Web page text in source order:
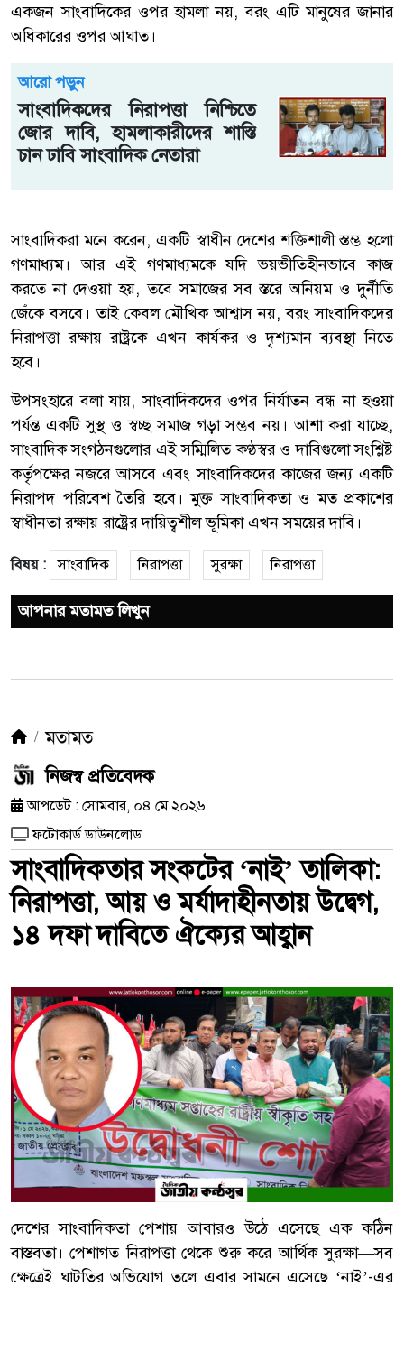
একজন সাংবাদিকের ওপর হামলা নয়, বরং এটি মানুষের জানার
অধিকারের ওপর আঘাত।
আরো পড়ুন
সাংবাদিকদের নিরাপত্তা নিশ্চিতে
জোর দাবি, হামলাকারীদের শাস্তি
চান ঢাবি সাংবাদিক নেতারা
সাংবাদিকরা মনে করেন, একটি স্বাধীন দেশের শক্তিশালী স্তম্ভ হলো
গণমাধ্যম। আর এই গণমাধ্যমকে যদি ভয়ভীতিহীনভাবে কাজ
করতে না দেওয়া হয়, তবে সমাজের সব স্তরে অনিয়ম ও দুর্নীতি
জেঁকে বসবে। তাই কেবল মৌখিক আশ্বাস নয়, বরং সাংবাদিকদের
নিরাপত্তা রক্ষায় রাষ্ট্রকে এখন কার্যকর ও দৃশ্যমান ব্যবস্থা নিতে
হবে।
উপসংহারে বলা যায়, সাংবাদিকদের ওপর নির্যাতন বন্ধ না হওয়া
পর্যন্ত একটি সুস্থ ও স্বচ্ছ সমাজ গড়া সম্ভব নয়। আশা করা যাচ্ছে,
সাংবাদিক সংগঠনগুলোর এই সম্মিলিত কণ্ঠস্বর ও দাবিগুলো সংশ্লিষ্ট
কর্তৃপক্ষের নজরে আসবে এবং সাংবাদিকদের কাজের জন্য একটি
নিরাপদ পরিবেশ তৈরি হবে। মুক্ত সাংবাদিকতা ও মত প্রকাশের
স্বাধীনতা রক্ষায় রাষ্ট্রের দায়িত্বশীল ভূমিকা এখন সময়ের দাবি।
বিষয় : সাংবাদিক নিরাপত্তা সুরক্ষা নিরাপত্তা
আপনার মতামত লিখুন
মতামত
নিজস্ব প্রতিবেদক
আপডেট : সোমবার, ০৪ মে ২০২৬
ফটোকার্ড ডাউনলোড
সাংবাদিকতার সংকটের ‘নাই’ তালিকা:
নিরাপত্তা, আয় ও মর্যাদাহীনতায় উদ্বেগ,
১৪ দফা দাবিতে ঐক্যের আহ্বান
দেশের সাংবাদিকতা পেশায় আবারও উঠে এসেছে এক কঠিন
বাস্তবতা। পেশাগত নিরাপত্তা থেকে শুরু করে আর্থিক সুরক্ষা—সব
ক্ষেত্রেই ঘাটতির অভিযোগ তুলে এবার সামনে এসেছে ‘নাই’-এর